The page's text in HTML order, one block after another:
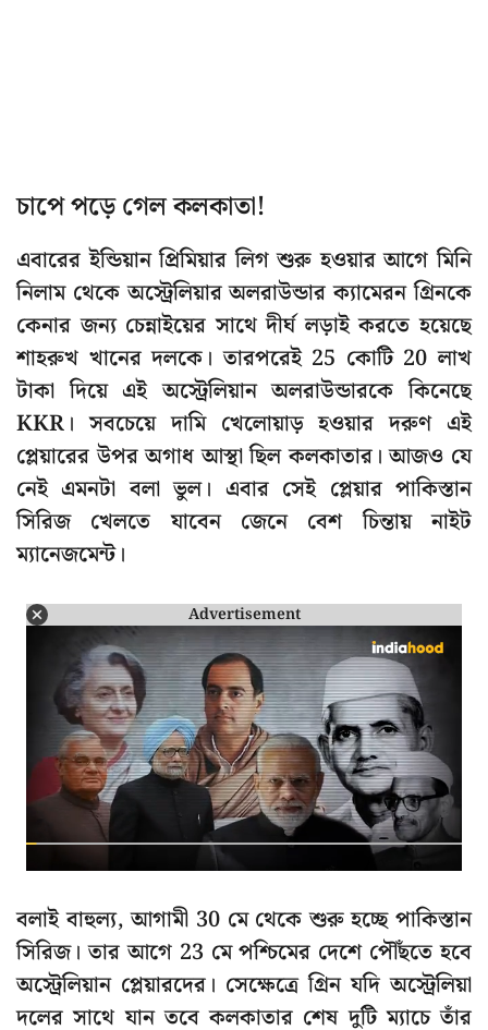
চাপে পড়ে গেল কলকাতা!
এবারের ইন্ডিয়ান প্রিমিয়ার লিগ শুরু হওয়ার আগে মিনি
নিলাম থেকে অস্ট্রেলিয়ার অলরাউন্ডার ক্যামেরন গ্রিনকে
কেনার জন্য চেন্নাইয়ের সাথে দীর্ঘ লড়াই করতে হয়েছে
শাহরুখ খানের দলকে। তারপরেই 25 কোটি 20 লাখ
টাকা দিয়ে এই অস্ট্রেলিয়ান অলরাউন্ডারকে কিনেছে
KKR। সবচেয়ে দামি খেলোয়াড় হওয়ার দরুণ এই
প্লেয়ারের উপর অগাধ আস্থা ছিল কলকাতার। আজও যে
নেই এমনটা বলা ভুল। এবার সেই প্লেয়ার পাকিস্তান
সিরিজ খেলতে যাবেন জেনে বেশ চিন্তায় নাইট
ম্যানেজমেন্ট।
Advertisement
বলাই বাহুল্য, আগামী 30 মে থেকে শুরু হচ্ছে পাকিস্তান
সিরিজ। তার আগে 23 মে পশ্চিমের দেশে পৌঁছতে হবে
অস্ট্রেলিয়ান প্লেয়ারদের। সেক্ষেত্রে গ্রিন যদি অস্ট্রেলিয়া
দলের সাথে যান তবে কলকাতার শেষ দুটি ম্যাচে তাঁর